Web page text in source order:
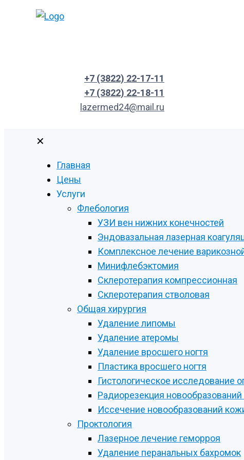
+7 (3822) 22-17-11
+7 (3822) 22-18-11
lazermed24@mail.ru
✕
Главная
Цены
Услуги
Флебология
УЗИ вен нижних конечностей
Эндовазальная лазерная
Комплексное лечение
Минифлебэктомия
Склеротерапия компрессионная
Склеротерапия стволовая
Общая хирургия
Удаление липомы
Удаление атеромы
Удаление вросшего ногтя
Пластика вросшего ногтя
Гистологическое исследование
Радиорезекция
Иссечение новообразований
Проктология
Лазерное лечение геморроя
Удаление перанальных бахромок